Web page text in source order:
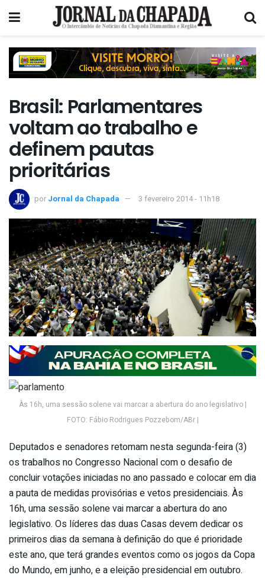
Brasil: Parlamentares
voltam ao trabalho e
definem pautas
prioritárias
por Jornal da Chapada 3 fevereiro 2014 - 11h18
Às 16h, uma sessão solene vai marcar a abertura do ano legislativo |
FOTO: Fábio Rodrigues Pozzebom/ABr |
Deputados e senadores retomam nesta segunda-feira (3)
os trabalhos no Congresso Nacional com o desafio de
concluir votações iniciadas no ano passado e colocar em dia
a pauta de medidas provisórias e vetos presidenciais. Às
16h, uma sessão solene vai marcar a abertura do ano
legislativo. Os líderes das duas Casas devem dedicar os
primeiros dias da semana à definição do que é prioridade
este ano, que terá grandes eventos como os jogos da Copa
do Mundo, em junho, e a eleição presidencial em outubro.